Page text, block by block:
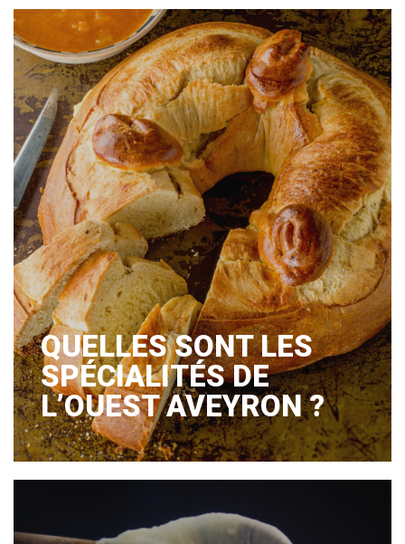
QUELLES SONT LES
SPÉCIALITÉS DE
L’OUEST AVEYRON ?